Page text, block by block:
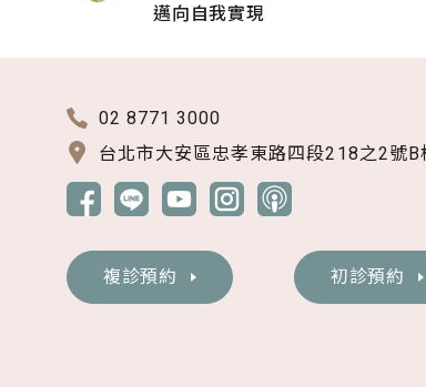
邁向自我實現
02 8771 3000
台北市大安區忠孝東路四段218之2號B
複診預約 初診預約